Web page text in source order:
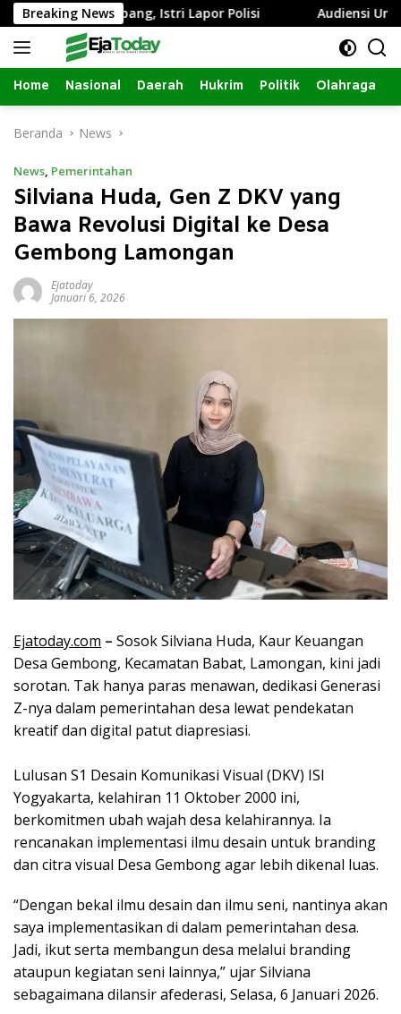
Langsung
ke
konten
Breaking News
Sumbang, Istri Lapor Polisi Audiensi Ungkap
Home Nasional Daerah Hukrim Politik Olahraga
Beranda News
News, Pemerintahan
Silviana Huda, Gen Z DKV yang
Bawa Revolusi Digital ke Desa
Gembong Lamongan
Ejatoday
Januari 6, 2026
Ejatoday.com – Sosok Silviana Huda, Kaur Keuangan
Desa Gembong, Kecamatan Babat, Lamongan, kini jadi
sorotan. Tak hanya paras menawan, dedikasi Generasi
Z-nya dalam pemerintahan desa lewat pendekatan
kreatif dan digital patut diapresiasi.
Lulusan S1 Desain Komunikasi Visual (DKV) ISI
Yogyakarta, kelahiran 11 Oktober 2000 ini,
berkomitmen ubah wajah desa kelahirannya. Ia
rencanakan implementasi ilmu desain untuk branding
dan citra visual Desa Gembong agar lebih dikenal luas.
“Dengan bekal ilmu desain dan ilmu seni, nantinya akan
saya implementasikan di dalam pemerintahan desa.
Jadi, ikut serta membangun desa melalui branding
ataupun kegiatan seni lainnya,” ujar Silviana
sebagaimana dilansir afederasi, Selasa, 6 Januari 2026.